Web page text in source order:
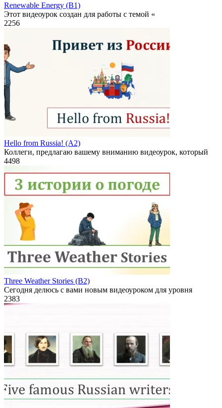
Renewable Energy (B1)
Этот видеоурок создан для работы с темой «
2256
Hello from Russia! (A2)
Коллеги, предлагаю вашему вниманию видеоурок, который
4498
Three Weather Stories (B2)
Сегодня делюсь с вами новым видеоуроком для уровня
2383